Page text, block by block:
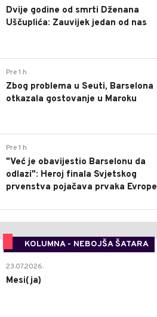
Dvije godine od smrti Dženana
Uščuplića: Zauvijek jedan od nas
Pre 1 h
Zbog problema u Seuti, Barselona
otkazala gostovanje u Maroku
Pre 1 h
"Već je obavijestio Barselonu da
odlazi": Heroj finala Svjetskog
prvenstva pojačava prvaka Evrope
KOLUMNA - NEBOJŠA ŠATARA
23.07.2026.
Mesi(ja)